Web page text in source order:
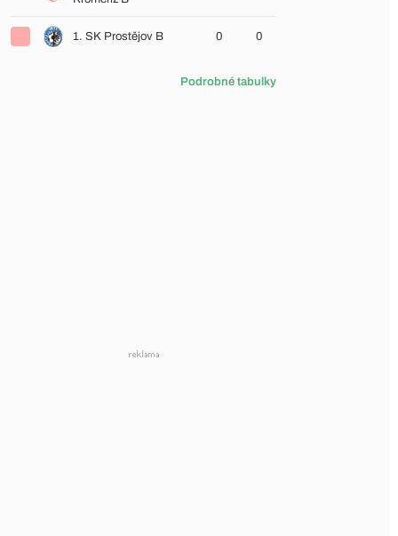
1. SK Prostějov B 0 0
Podrobné tabulky